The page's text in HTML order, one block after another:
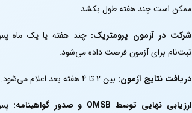
ممکن است چند هفته طول بکشد
شرکت در آزمون پرومتریک: چند هفته یا یک ماه
ثبت‌نام برای آزمون فرصت داده می‌شود.
دریافت نتایج آزمون: بین 2 تا 4 هفته بعد اعلام می‌شود.
ارزیابی نهایی توسط OMSB و صدور گواهینامه: